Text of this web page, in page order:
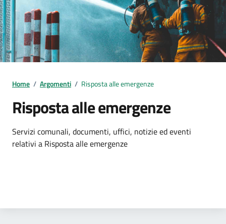
Home / Argomenti / Risposta alle emergenze
Risposta alle emergenze
Dettagli dell'argomento
Servizi comunali, documenti, uffici, notizie ed eventi
relativi a Risposta alle emergenze